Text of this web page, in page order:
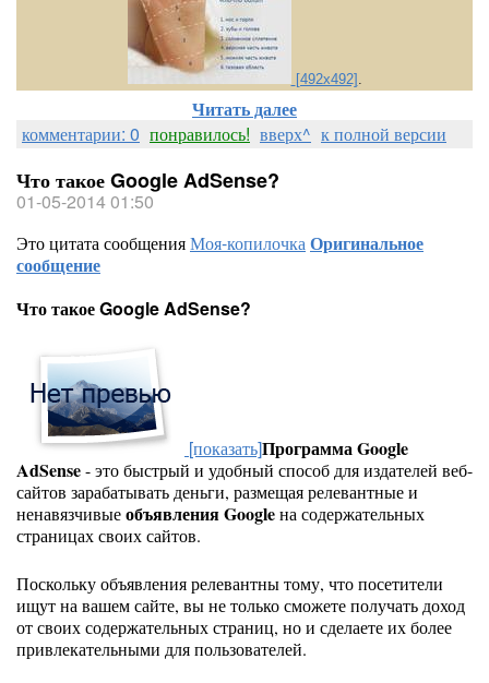
[492x492] .
Читать далее
комментарии: 0 понравилось! вверх^ к полной версии
Что такое Google AdSense?
01-05-2014 01:50
Это цитата сообщенияМоя-копилочкаОригинальное
сообщение
Что такое Google AdSense?
[показать]Программа Google
AdSense- это быстрый и удобный способ для издателей веб-
сайтов зарабатывать деньги, размещая релевантные и
ненавязчивыеобъявления Googleна содержательных
страницах своих сайтов.
Поскольку объявления релевантны тому, что посетители
ищут на вашем сайте, вы не только сможете получать доход
от своих содержательных страниц, но и сделаете их более
привлекательными для пользователей.